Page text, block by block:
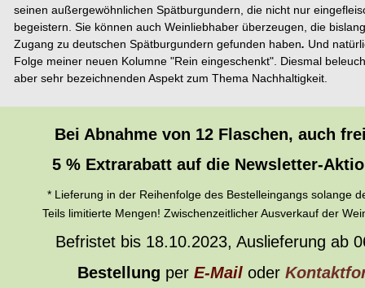
seinen außergewöhnlichen Spätburgundern, die nicht nur
begeistern. Sie können auch Weinliebhaber überzeugen, die
Zugang zu deutschen Spätburgundern gefunden haben. Und
Folge meiner neuen Kolumne "Rein eingeschenkt". Diesmal
aber sehr bezeichnenden Aspekt zum Thema Nachhaltigkeit.
Bei Abnahme von 12 Flaschen, auch
5 % Extrarabatt auf die Newsletter-
* Lieferung in der Reihenfolge des Bestelleingangs solange
Teils limitierte Mengen! Zwischenzeitlicher Ausverkauf der
Befristet bis 18.10.2023, Auslieferung ab
Bestellung per E-Mail oder